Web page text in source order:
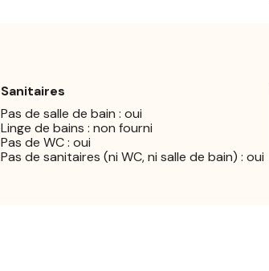
Sanitaires
Pas de salle de bain : oui
Linge de bains : non fourni
Pas de WC : oui
Pas de sanitaires (ni WC, ni salle de bain) : oui